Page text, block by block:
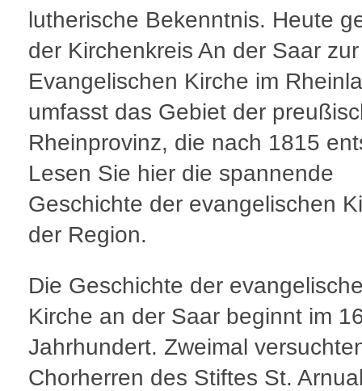
lutherische Bekenntnis. Heute
der Kirchenkreis An der Saar zur
Evangelischen Kirche im
umfasst das Gebiet der
Rheinprovinz, die nach 1815
Lesen Sie hier die spannende
Geschichte der evangelischen
der Region.
Die Geschichte der
Kirche an der Saar beginnt im
Jahrhundert. Zweimal
Chorherren des Stiftes St.